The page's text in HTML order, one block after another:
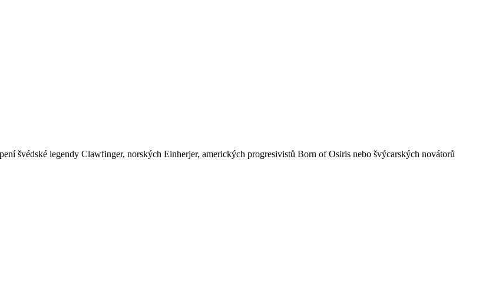
švédské legendy Clawfinger, norských Einherjer, amerických progresivistů Born of Osiris nebo švýcarských novátorů